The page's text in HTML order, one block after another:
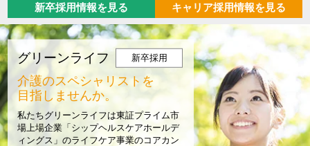
新卒採用情報を見る キャリア採用情報を見る
グリーンライフ 新卒採用
介護のスペシャリストを
目指しませんか。
私たちグリーンライフは東証プライム市
場上場企業「シップヘルスケアホールデ
ィングス」のライフケア事業のコアカン